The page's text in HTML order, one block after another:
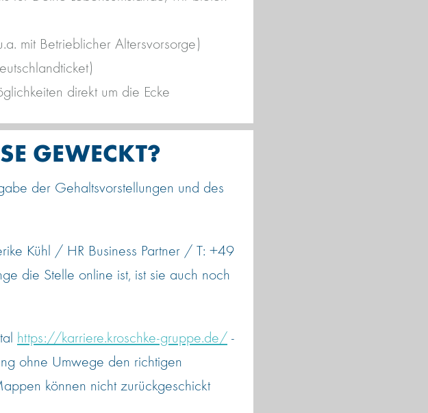
mit Betrieblicher Altersvorsorge)
direkt um die Ecke
GEWECKT?
der Gehaltsvorstellungen und des
Kühl / HR Business Partner / T: +49
die Stelle online ist, ist sie auch noch
https://karriere.kroschke-gruppe.de/ -
ohne Umwege den richtigen
können nicht zurückgeschickt